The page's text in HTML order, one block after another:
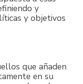
y
y objetivos
que añaden
en su